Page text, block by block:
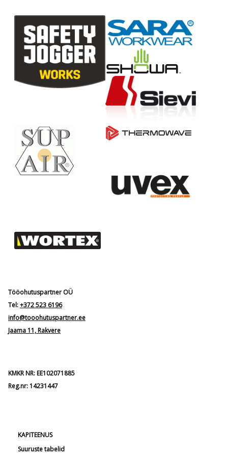
Tööohutuspartner OÜ
Tel:+372 523 6196
info@tooohutuspartner.ee
Jaama 11, Rakvere
KMKR NR: EE102071885
Reg.nr: 14231447
KAPITEENUS
Suuruste tabelid